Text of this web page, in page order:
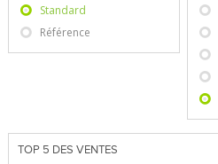
Standard
Référence
TOP 5 DES VENTES